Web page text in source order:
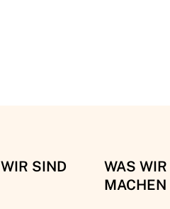
SIND
WAS WIR
MACHEN